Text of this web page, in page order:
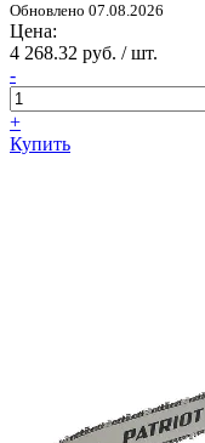
Обновлено 07.08.2026
Цена:
4 268.32 руб. / шт.
-
+
Купить